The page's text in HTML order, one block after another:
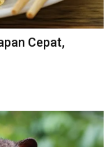
Cepat,